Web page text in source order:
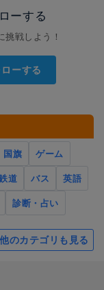
ーする
戦しよう！
ーする
国旗
ゲーム
道 バス
英語
診断・占い
他のカテゴリも見る